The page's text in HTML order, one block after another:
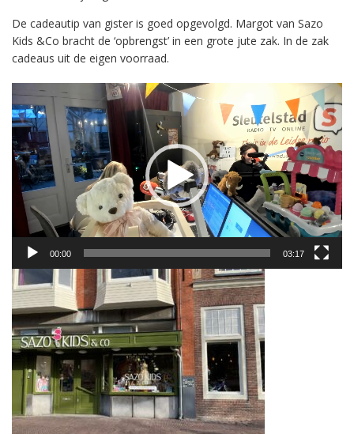
De cadeautip van gister is goed opgevolgd. Margot van Sazo
Kids &Co bracht de ‘opbrengst’ in een grote jute zak. In de zak
cadeaus uit de eigen voorraad.
Videospeler
00:00 03:17